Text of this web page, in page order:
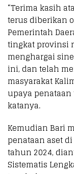
“Terima kasih
terus diberikan
Pemerintah
tingkat provinsi
menghargai
ini, dan telah
masyarakat
upaya
katanya.
Kemudian Bari
penataan aset
tahun 2024,
Sistematis